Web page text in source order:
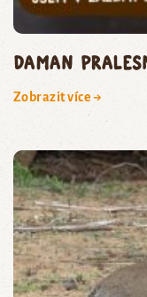
Daman
Zobrazit více →